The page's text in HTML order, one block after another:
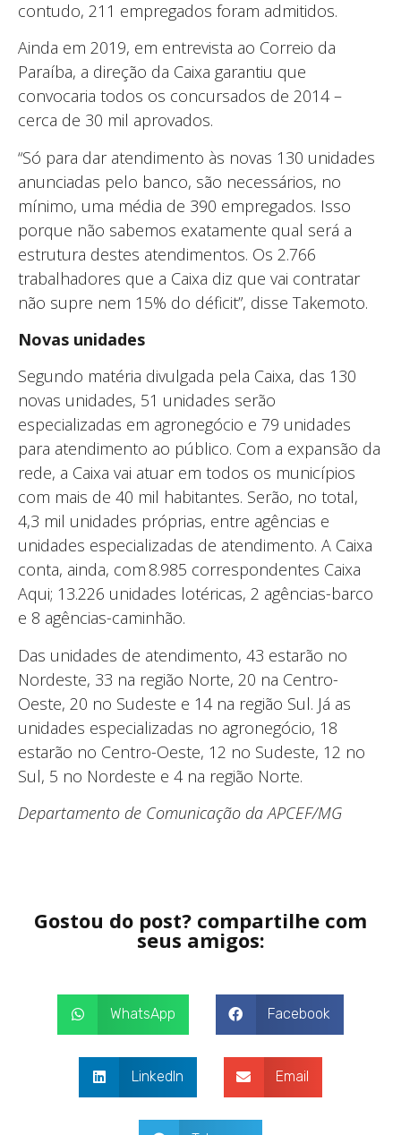
contudo, 211 empregados foram admitidos.
Ainda em 2019, em entrevista ao Correio da
Paraíba, a direção da Caixa garantiu que
convocaria todos os concursados de 2014 –
cerca de 30 mil aprovados.
“Só para dar atendimento às novas 130 unidades
anunciadas pelo banco, são necessários, no
mínimo, uma média de 390 empregados. Isso
porque não sabemos exatamente qual será a
estrutura destes atendimentos. Os 2.766
trabalhadores que a Caixa diz que vai contratar
não supre nem 15% do déficit”, disse Takemoto.
Novas unidades
Segundo matéria divulgada pela Caixa, das 130
novas unidades, 51 unidades serão
especializadas em agronegócio e 79 unidades
para atendimento ao público. Com a expansão da
rede, a Caixa vai atuar em todos os municípios
com mais de 40 mil habitantes. Serão, no total,
4,3 mil unidades próprias, entre agências e
unidades especializadas de atendimento. A Caixa
conta, ainda, com 8.985 correspondentes Caixa
Aqui; 13.226 unidades lotéricas, 2 agências-barco
e 8 agências-caminhão.
Das unidades de atendimento, 43 estarão no
Nordeste, 33 na região Norte, 20 na Centro-
Oeste, 20 no Sudeste e 14 na região Sul. Já as
unidades especializadas no agronegócio, 18
estarão no Centro-Oeste, 12 no Sudeste, 12 no
Sul, 5 no Nordeste e 4 na região Norte.
Departamento de Comunicação da APCEF/MG
Gostou do post? compartilhe com
seus amigos:
WhatsApp Facebook
LinkedIn Email